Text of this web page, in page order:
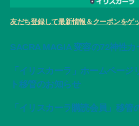
友だち登録して最新情報＆クーポンをゲ
SACRA MAGIA 変容の72神性カ
「イリスカーラ」ホームページ
ト移管のお知らせ
「イリスカーラ購読会員」移管